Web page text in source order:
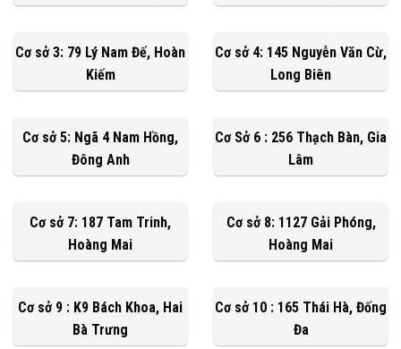
Cơ sở 3: 79 Lý Nam Đế, Hoàn
Kiếm
Cơ sở 4: 145 Nguyễn Văn Cừ,
Long Biên
Cơ sở 5: Ngã 4 Nam Hồng,
Đông Anh
Cơ Sở 6 : 256 Thạch Bàn, Gia
Lâm
Cơ sở 7: 187 Tam Trinh,
Hoàng Mai
Cơ sở 8: 1127 Gải Phóng,
Hoàng Mai
Cơ sở 9 : K9 Bách Khoa, Hai
Bà Trưng
Cơ sở 10 : 165 Thái Hà, Đống
Đa